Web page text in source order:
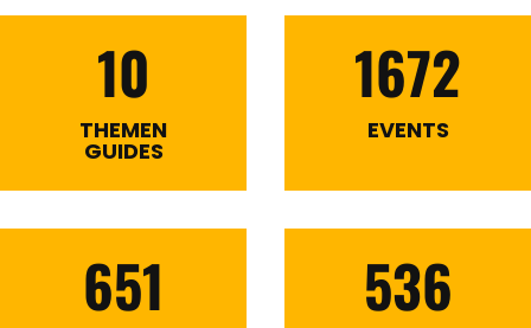
10
THEMEN
GUIDES
1672
EVENTS
651 536